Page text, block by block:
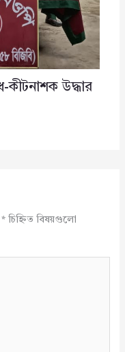
কীটনাশক উদ্ধার
*চিহ্নিত বিষয়গুলো